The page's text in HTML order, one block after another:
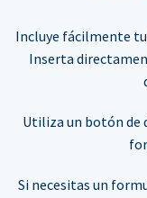
Incluye fácilmente tu
Inserta
Utiliza un botón de
Si necesitas un